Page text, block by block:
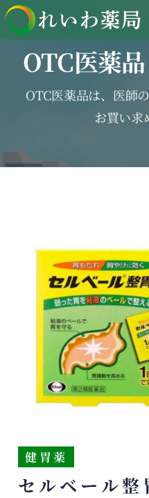
Skip
to
content
Home
在宅医療サービス
お問合せ
OTC医薬
OTC医薬品は、医師
お買い求
健胃薬
セルベール整